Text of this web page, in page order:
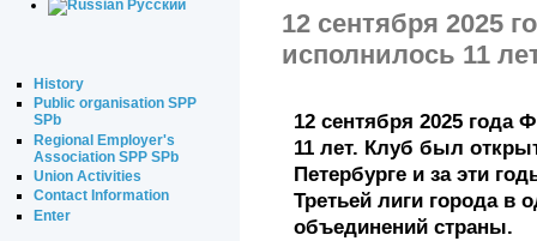
Русский
History
Public organisation SPP
SPb
Regional Employer's
Association SPP SPb
Union Activities
Contact Information
Enter
12 сентября 2025
исполнилось 11
12 сентября 2025 года
11 лет. Клуб был
Петербурге и за эти
Третьей лиги города в
объединений страны.